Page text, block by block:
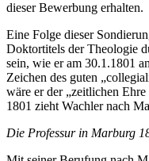
dieser Bewerbung erhalten.
Eine Folge dieser
Doktortitels der Theologie
sein, wie er am 30.1.1801
Zeichen des guten
wäre er der „zeitlichen
1801 zieht Wachler nach
Die Professur in Marburg